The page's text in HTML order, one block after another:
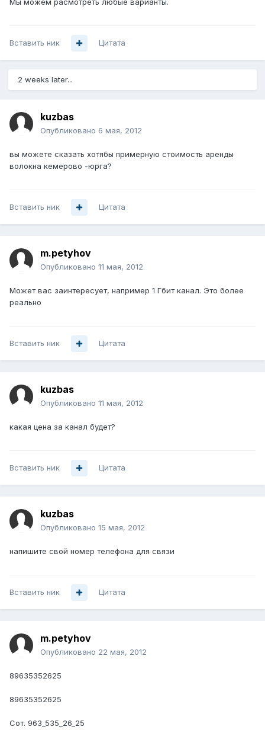
Мы можем расмотреть любые варианты.
Вставить ник Цитата
2 weeks later...
kuzbas
Опубликовано 6 мая, 2012
вы можете сказать хотябы примерную стоимость аренды
волокна кемерово -юрга?
Вставить ник Цитата
m.petyhov
Опубликовано 11 мая, 2012
Может вас заинтересует, например 1 Гбит канал. Это более
реально
Вставить ник Цитата
kuzbas
Опубликовано 11 мая, 2012
какая цена за канал будет?
Вставить ник Цитата
kuzbas
Опубликовано 15 мая, 2012
напишите свой номер телефона для связи
Вставить ник Цитата
m.petyhov
Опубликовано 22 мая, 2012
89635352625
89635352625
Сот. 963_535_26_25